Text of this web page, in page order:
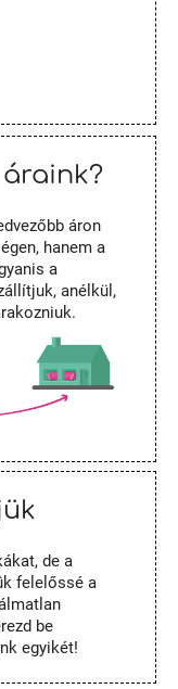
áron
hanem a
a
anélkül,
de a
felelőssé a
be
egyikét!